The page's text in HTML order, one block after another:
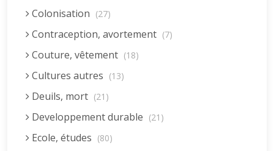
Colonisation (27)
Contraception, avortement (7)
Couture, vêtement (18)
Cultures autres (13)
Deuils, mort (21)
Developpement durable (21)
Ecole, études (80)